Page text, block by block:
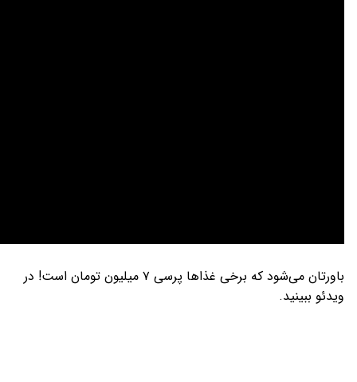
باورتان می‌شود که برخی غذاها پرسی ۷ میلیون تومان است! در